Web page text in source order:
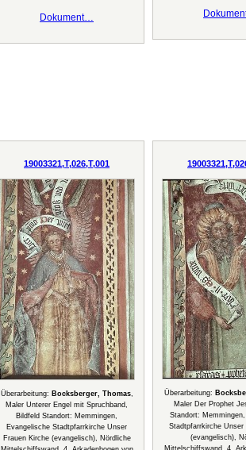
Dokument…
19003321,T,026,T,001
Überarbeitung: Bocksberger, Thomas,
Maler Unterer Engel mit Spruchband,
Bildfeld Standort: Memmingen,
Evangelische Stadtpfarrkirche Unser
Frauen Kirche (evangelisch), Nördliche
Überarbeitung:
Maler Der Prophet
Standort:
Stadtpfarrkirche Unser
(evangelisch),
Mittelschiffswand, 4.